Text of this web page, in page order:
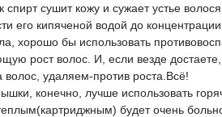
спирт сушит кожу и сужает устье
его кипяченой водой до
хорошо бы использовать
рост волос. И, если везде
удаляем-против роста.Всё!
конечно, лучше использовать
будет очень